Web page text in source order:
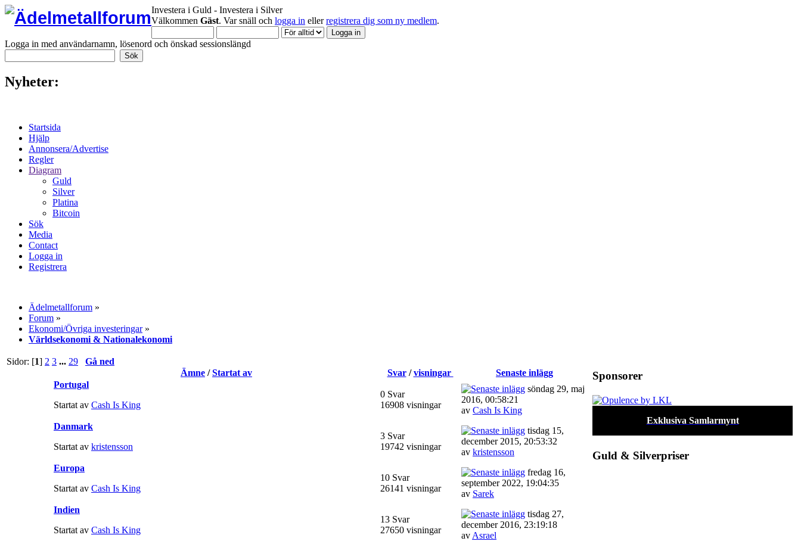
Investera i Guld - Investera i Silver
Välkommen Gäst. Var snäll och logga in ellerregistrera dig som ny medlem.
Logga in med användarnamn, lösenord och önskad sessionslängd
Nyheter:
Startsida
Hjälp
Annonsera/Advertise
Regler
Diagram
Guld
Silver
Platina
Bitcoin
Sök
Media
Contact
Logga in
Registrera
Ädelmetallforum »
Forum »
Ekonomi/Övriga investeringar»
Världsekonomi & Nationalekonomi
Sidor: [1] 2 3 ... 29
Gå ned
Ämne /Startat av Svar/visningar
Senaste inlägg
Portugal
Startat av Cash Is King
0 Svar
16908 visningar
söndag 29, maj
2016, 00:58:21
av Cash Is King
Danmark
Startat av kristensson
3 Svar
19742 visningar
tisdag 15,
december 2015, 20:53:32
av kristensson
Europa
Startat av Cash Is King
10 Svar
26141 visningar
fredag 16,
september 2022, 19:04:35
av Sarek
Indien
Startat av Cash Is King
13 Svar
27650 visningar
tisdag 27,
december 2016, 23:19:18
av Asrael
Sponsorer
Exklusiva Samlarmynt
Guld & Silverpriser